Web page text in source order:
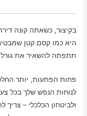
בקיצור, כשאתה קונה
היא כמו קסם קטן
תתפתה להשאיר את
פחות הפתעות, יותר
לנוחות הנפש שלך בכל
ולביטחון הכלכלי – צריך